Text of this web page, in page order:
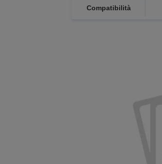
Compatibilità